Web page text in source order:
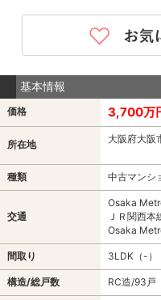
基本情報
価格 3,700万
所在地 大阪府大阪
種類 中古マンシ
交通
Osaka
ＪＲ関西
Osaka
間取り 3LDK（-）
構造/総戸数 RC造/93戸